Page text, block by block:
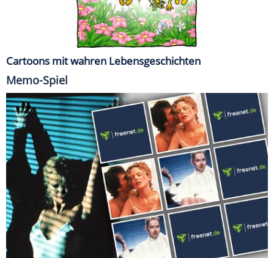
Cartoons mit wahren Lebensgeschichten
Memo-Spiel